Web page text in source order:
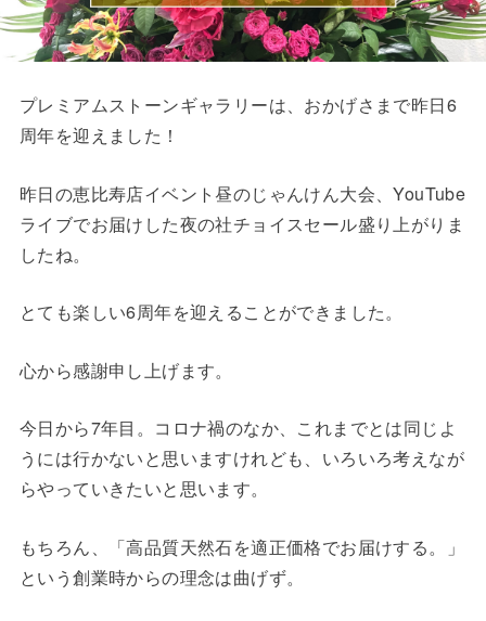
プレミアムストーンギャラリーは、おかげさまで昨日6
周年を迎えました！
昨日の恵比寿店イベント昼のじゃんけん大会、YouTube
ライブでお届けした夜の社チョイスセール盛り上がりま
したね。
とても楽しい6周年を迎えることができました。
心から感謝申し上げます。
今日から7年目。コロナ禍のなか、これまでとは同じよ
うには行かないと思いますけれども、いろいろ考えなが
らやっていきたいと思います。
もちろん、「高品質天然石を適正価格でお届けする。」
という創業時からの理念は曲げず。